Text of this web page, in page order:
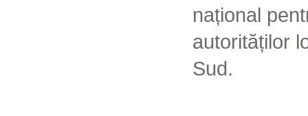
național
autorităților
Sud.